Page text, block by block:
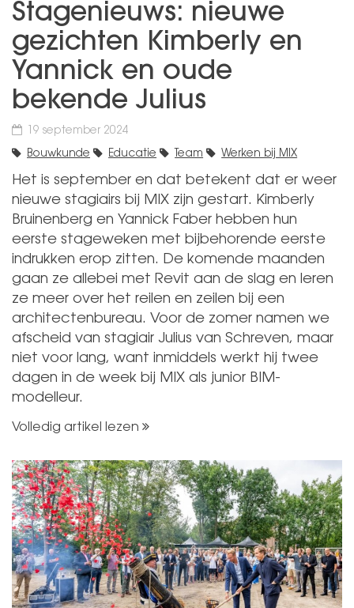
Stagenieuws: nieuwe
gezichten Kimberly en
Yannick en oude
bekende Julius
19 september 2024
Bouwkunde Educatie Team Werken bij MIX
Het is september en dat betekent dat er weer
nieuwe stagiairs bij MIX zijn gestart. Kimberly
Bruinenberg en Yannick Faber hebben hun
eerste stageweken met bijbehorende eerste
indrukken erop zitten. De komende maanden
gaan ze allebei met Revit aan de slag en leren
ze meer over het reilen en zeilen bij een
architectenbureau. Voor de zomer namen we
afscheid van stagiair Julius van Schreven, maar
niet voor lang, want inmiddels werkt hij twee
dagen in de week bij MIX als junior BIM-
modelleur.
Volledig artikel lezen